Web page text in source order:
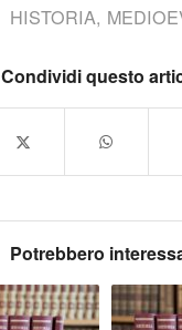
HISTORIA,
Condividi questo
Potrebbero